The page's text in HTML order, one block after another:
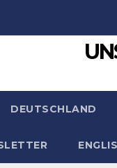
DEUTSCHLAND